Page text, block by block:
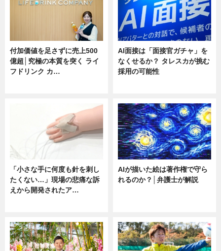
付加価値を足さずに売上500
億超│究極の本質を突く ライ
フドリンク カ…
AI面接は「面接官ガチャ」を
なくせるか？ タレスカが挑む
採用の可能性
「小さな手に何度も針を刺し
たくない…」現場の悲痛な訴
えから開発されたア…
AIが描いた絵は著作権で守ら
れるのか？│弁護士が解説